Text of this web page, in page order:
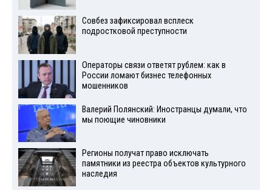
Совбез зафиксировал всплеск
подростковой преступности
Операторы связи ответят рублем: как в
России ломают бизнес телефонных
мошенников
Валерий Полянский: Иностранцы думали, что
мы поющие чиновники
Регионы получат право исключать
памятники из реестра объектов культурного
наследия